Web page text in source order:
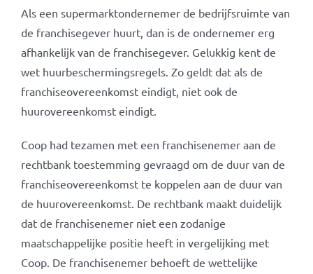
Als een supermarktondernemer de bedrijfsruimte van
de franchisegever huurt, dan is de ondernemer erg
afhankelijk van de franchisegever. Gelukkig kent de
wet huurbeschermingsregels. Zo geldt dat als de
franchiseovereenkomst eindigt, niet ook de
huurovereenkomst eindigt.
Coop had tezamen met een franchisenemer aan de
rechtbank toestemming gevraagd om de duur van de
franchiseovereenkomst te koppelen aan de duur van
de huurovereenkomst. De rechtbank maakt duidelijk
dat de franchisenemer niet een zodanige
maatschappelijke positie heeft in vergelijking met
Coop. De franchisenemer behoeft de wettelijke